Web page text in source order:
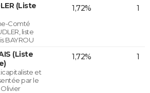
(Liste
Comté
liste
BAYROU
1,72% 1
(Liste
et
par le
1,72% 1